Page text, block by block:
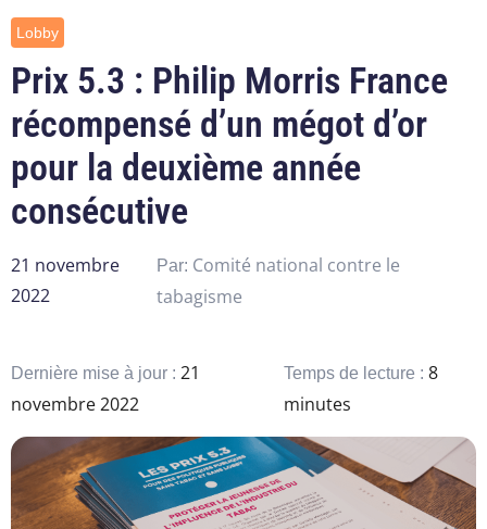
Lobby
Prix 5.3 : Philip Morris France
récompensé d’un mégot d’or
pour la deuxième année
consécutive
21 novembre
2022
Par: Comité national contre le
tabagisme
Dernière mise à jour : 21
novembre 2022
Temps de lecture :8
minutes